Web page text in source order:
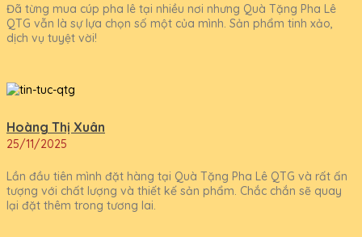
Đã từng mua cúp pha lê tại nhiều nơi nhưng Quà Tặng Pha Lê
QTG vẫn là sự lựa chọn số một của mình. Sản phẩm tinh xảo,
dịch vụ tuyệt vời!
Hoàng Thị Xuân
25/11/2025
Lần đầu tiên mình đặt hàng tại Quà Tặng Pha Lê QTG và rất ấn
tượng với chất lượng và thiết kế sản phẩm. Chắc chắn sẽ quay
lại đặt thêm trong tương lai.